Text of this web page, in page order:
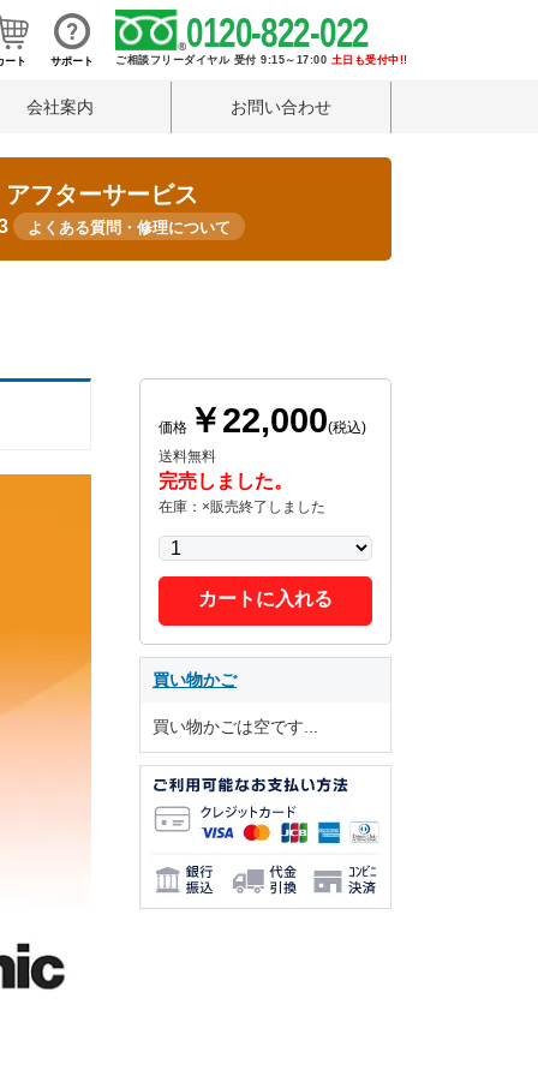
ート サポート
0120-822-022
ご相談フリーダイヤル 受付 9:15～17:00 土日も受付中!!
会社案内 お問い合わせ
フターサービス
よくある質問・修理について
価格 ￥22,000(税込)
送料無料
完売しました。
在庫：×販売終了しました
カートに入れる
買い物かご
買い物かごは空です...